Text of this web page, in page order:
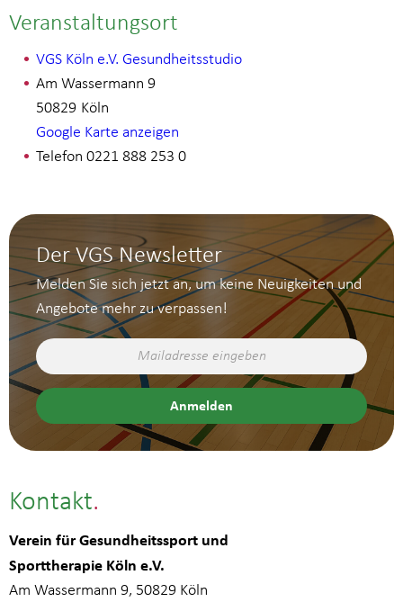
Veranstaltungsort
VGS Köln e.V. Gesundheitsstudio
Am Wassermann 9
Köln
50829
Google Karte anzeigen
Telefon 0221 888 253 0
Der VGS Newsletter
Melden Sie sich jetzt an, um keine Neuigkeiten und
Angebote mehr zu verpassen!
Kontakt
Verein für Gesundheitssport und
Sporttherapie Köln e.V.
Am Wassermann 9, 50829 Köln